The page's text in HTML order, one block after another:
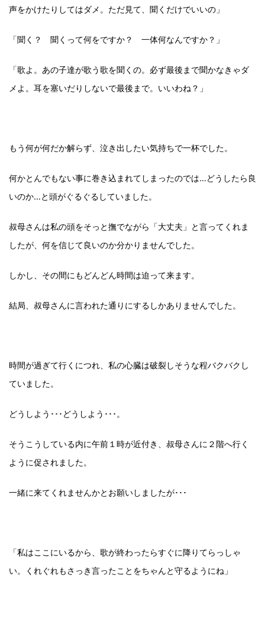
声をかけたりしてはダメ。ただ見て、聞くだけでいいの」
「聞く？ 聞くって何をですか？ 一体何なんですか？」
「歌よ。あの子達が歌う歌を聞くの。必ず最後まで聞かなきゃダ
メよ。耳を塞いだりしないで最後まで。いいわね？」
もう何が何だか解らず、泣き出したい気持ちで一杯でした。
何かとんでもない事に巻き込まれてしまったのでは…どうしたら良
いのか…と頭がぐるぐるしていました。
叔母さんは私の頭をそっと撫でながら「大丈夫」と言ってくれま
したが、何を信じて良いのか分かりませんでした。
しかし、その間にもどんどん時間は迫って来ます。
結局、叔母さんに言われた通りにするしかありませんでした。
時間が過ぎて行くにつれ、私の心臓は破裂しそうな程バクバクし
ていました。
どうしよう･･･どうしよう･･･。
そうこうしている内に午前１時が近付き、叔母さんに２階へ行く
ように促されました。
一緒に来てくれませんかとお願いしましたが･･･
「私はここにいるから、歌が終わったらすぐに降りてらっしゃ
い。くれぐれもさっき言ったことをちゃんと守るようにね」